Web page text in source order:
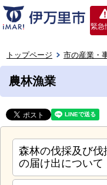
緊急
トップページ 市の産業・
農林漁業
森林の伐採及び伐
の届け出について